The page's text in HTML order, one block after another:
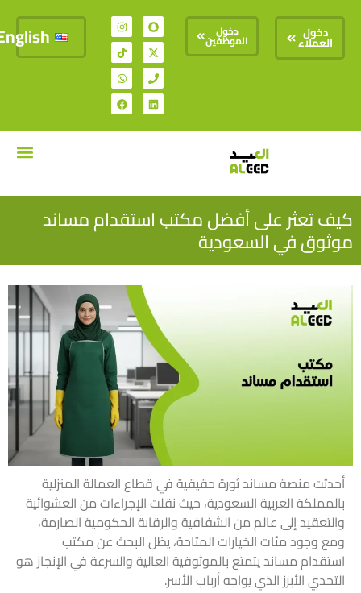
دخول
العملاء
دخول
الموظفين English
كيف تعثر على أفضل مكتب استقدام مساند
موثوق في السعودية
أحدثت منصة مساند ثورة حقيقية في قطاع العمالة المنزلية
بالمملكة العربية السعودية، حيث نقلت الإجراءات من العشوائية
والتعقيد إلى عالم من الشفافية والرقابة الحكومية الصارمة،
ومع وجود مئات الخيارات المتاحة، يظل البحث عن مكتب
استقدام مساند يتمتع بالموثوقية العالية والسرعة في الإنجاز هو
التحدي الأبرز الذي يواجه أرباب الأسر.